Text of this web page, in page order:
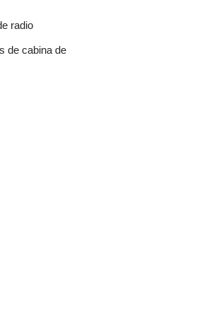
radio
de cabina de